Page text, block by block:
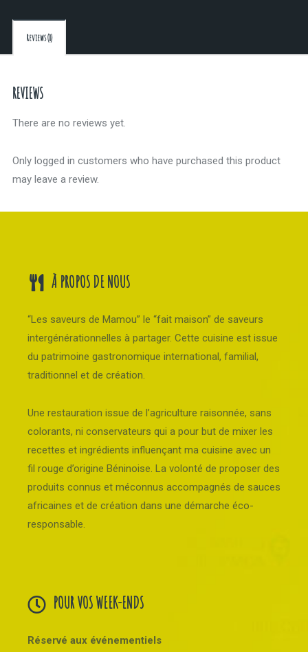
Reviews (0)
REVIEWS
There are no reviews yet.
Only logged in customers who have purchased this product
may leave a review.
À PROPOS DE NOUS
“Les saveurs de Mamou” le “fait maison” de saveurs
intergénérationnelles à partager. Cette cuisine est issue
du patrimoine gastronomique international, familial,
traditionnel et de création.
Une restauration issue de l’agriculture raisonnée, sans
colorants, ni conservateurs qui a pour but de mixer les
recettes et ingrédients influençant ma cuisine avec un
fil rouge d’origine Béninoise. La volonté de proposer des
produits connus et méconnus accompagnés de sauces
africaines et de création dans une démarche éco-
responsable.
POUR VOS WEEK-ENDS
Réservé aux événementiels